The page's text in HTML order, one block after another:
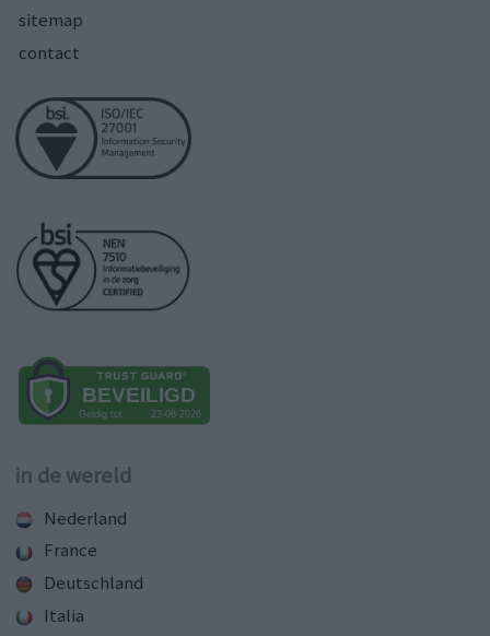
sitemap
contact
in de wereld
Nederland
France
Deutschland
Italia